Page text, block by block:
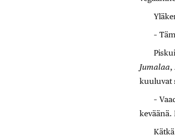
–
Jumalaa,
kuuluvat
–
keväänä.